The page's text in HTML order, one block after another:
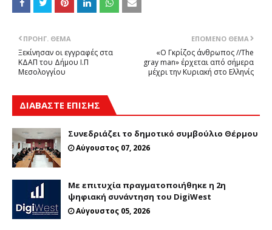
ΕΠΌΜΕΝΟ ΘΈΜΑ
«Ο Γκρίζος άνθρωπος //The
gray man» έρχεται από σήμερα
μέχρι την Κυριακή στο Ελληνίς
ΠΡΟΗΓ. ΘΈΜΑ
Ξεκίνησαν οι εγγραφές στα
ΚΔΑΠ του Δήμου Ι.Π
Μεσολογγίου
ΔΙΑΒΑΣΤΕ ΕΠΙΣΗΣ
Συνεδριάζει το δημοτικό συμβούλιο Θέρμου
Αύγουστος 07, 2026
Με επιτυχία πραγματοποιήθηκε η 2η
ψηφιακή συνάντηση του DigiWest
Αύγουστος 05, 2026